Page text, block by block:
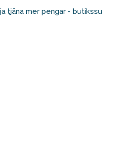
tjäna mer pengar - butikssu